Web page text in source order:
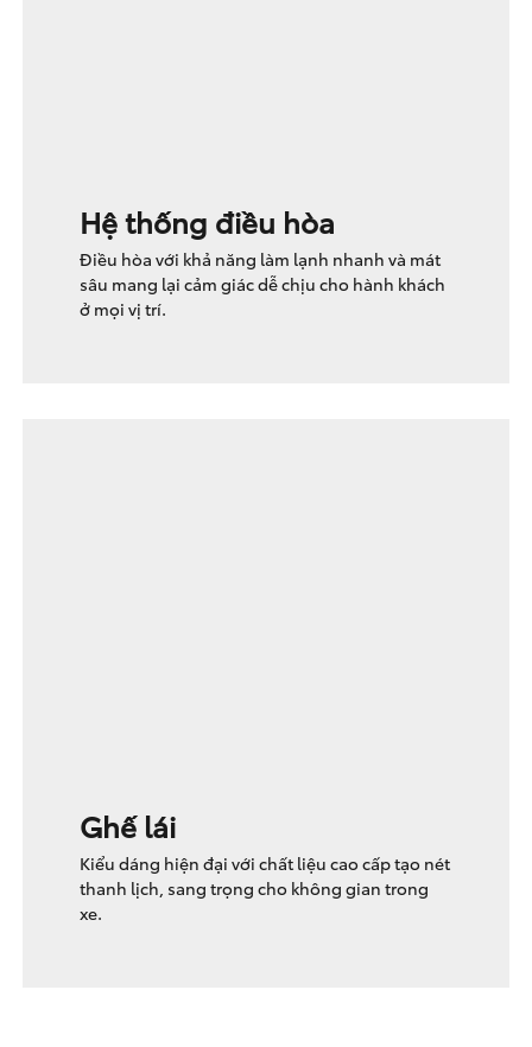
Hệ thống điều hòa
Điều hòa với khả năng làm lạnh nhanh và mát
sâu mang lại cảm giác dễ chịu cho hành khách
ở mọi vị trí.
Ghế lái
Kiểu dáng hiện đại với chất liệu cao cấp tạo nét
thanh lịch, sang trọng cho không gian trong
xe.